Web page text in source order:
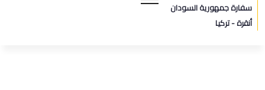
سفارة جمهورية السودان
أنقرة - تركيا